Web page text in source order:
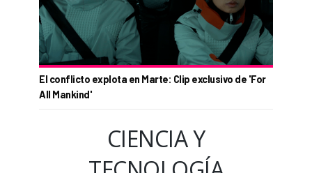
El conflicto explota en Marte: Clip exclusivo de 'For
All Mankind'
CIENCIA Y